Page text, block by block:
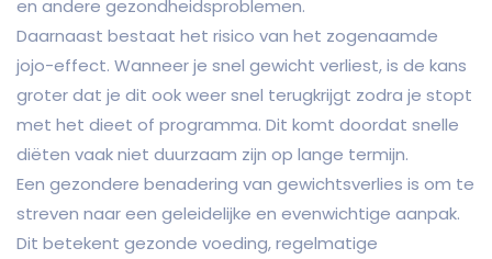
en andere gezondheidsproblemen.
Daarnaast bestaat het risico van het zogenaamde
jojo-effect. Wanneer je snel gewicht verliest, is de kans
groter dat je dit ook weer snel terugkrijgt zodra je stopt
met het dieet of programma. Dit komt doordat snelle
diëten vaak niet duurzaam zijn op lange termijn.
Een gezondere benadering van gewichtsverlies is om te
streven naar een geleidelijke en evenwichtige aanpak.
Dit betekent gezonde voeding, regelmatige